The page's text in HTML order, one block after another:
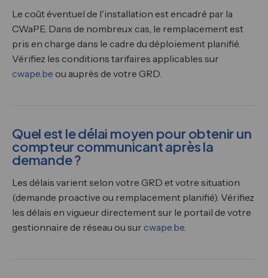
Le coût éventuel de l'installation est encadré par la
CWaPE. Dans de nombreux cas, le remplacement est
pris en charge dans le cadre du déploiement planifié.
Vérifiez les conditions tarifaires applicables sur
cwape.be ou auprès de votre GRD.
Quel est le délai moyen pour obtenir un
compteur communicant après la
demande ?
Les délais varient selon votre GRD et votre situation
(demande proactive ou remplacement planifié). Vérifiez
les délais en vigueur directement sur le portail de votre
gestionnaire de réseau ou sur cwape.be.